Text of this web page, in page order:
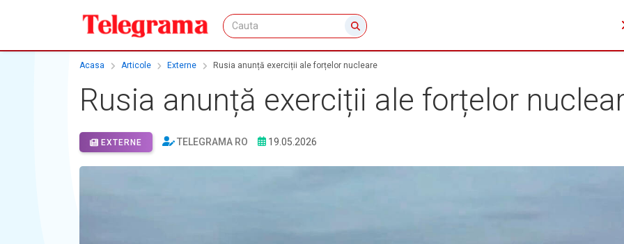
Acasa Articole Externe Rusia anunță exerciții ale forțelor nucleare
Rusia anunță exerciții ale forțelor
EXTERNE TELEGRAMA RO 19.05.2026